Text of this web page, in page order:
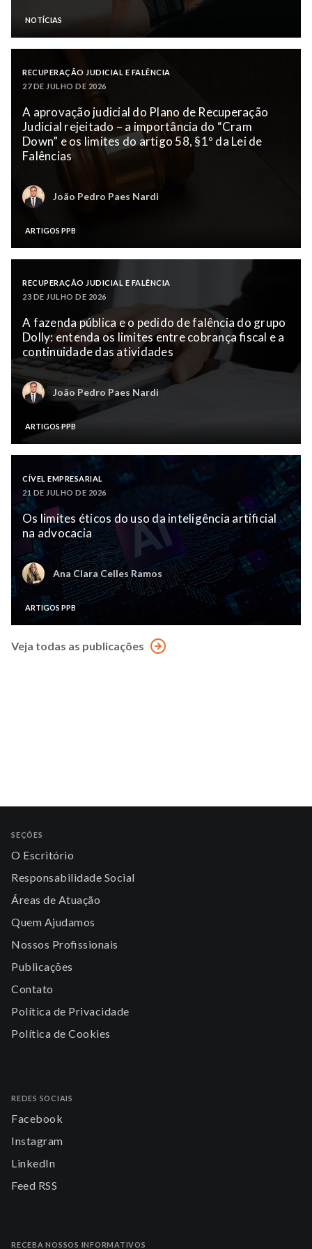
NOTÍCIAS
RECUPERAÇÃO JUDICIAL E FALÊNCIA
27 DE JULHO DE 2026
A aprovação judicial do Plano de Recuperação
Judicial rejeitado – a importância do “Cram
Down” e os limites do artigo 58, §1º da Lei de
Falências
João Pedro Paes Nardi
ARTIGOS PPB
RECUPERAÇÃO JUDICIAL E FALÊNCIA
23 DE JULHO DE 2026
A fazenda pública e o pedido de falência do grupo
Dolly: entenda os limites entre cobrança fiscal e a
continuidade das atividades
João Pedro Paes Nardi
ARTIGOS PPB
CÍVEL EMPRESARIAL
21 DE JULHO DE 2026
Os limites éticos do uso da inteligência artificial
na advocacia
Ana Clara Celles Ramos
ARTIGOS PPB
Veja todas as publicações
SEÇÕES
O Escritório
Responsabilidade Social
Áreas de Atuação
Quem Ajudamos
Nossos Profissionais
Publicações
Contato
Política de Privacidade
Política de Cookies
REDES SOCIAIS
Facebook
Instagram
LinkedIn
Feed RSS
RECEBA NOSSOS INFORMATIVOS